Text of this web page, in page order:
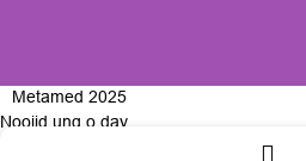
Metamed 2025
Nooijd ung o day